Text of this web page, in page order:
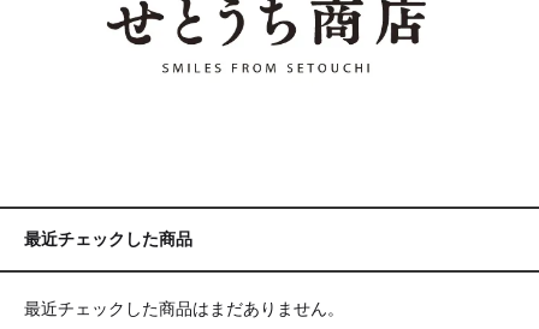
最近チェックした商品
最近チェックした商品はまだありません。